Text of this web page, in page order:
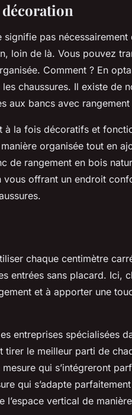
signifie pas nécessairement
loin de là. Vous pouvez
Comment ? En
chaussures. Il existe de
aux bancs avec
à la fois décoratifs et
organisée tout en
de rangement en bois
offrant un endroit
chaque centimètre
entrées sans placard. Ici,
et à apporter une
entreprises spécialisées
tirer le meilleur parti de
qui s’intégreront
qui s’adapte
l’espace vertical de